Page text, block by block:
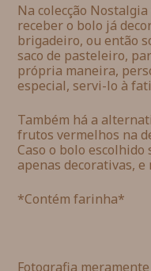
Na colecção
receber o bolo já
brigadeiro, ou então
saco de pasteleiro,
própria maneira,
especial, servi-lo à
Também há a
frutos vermelhos na
Caso o bolo escolhido
apenas decorativas, e
*Contém farinha*
Fotografia